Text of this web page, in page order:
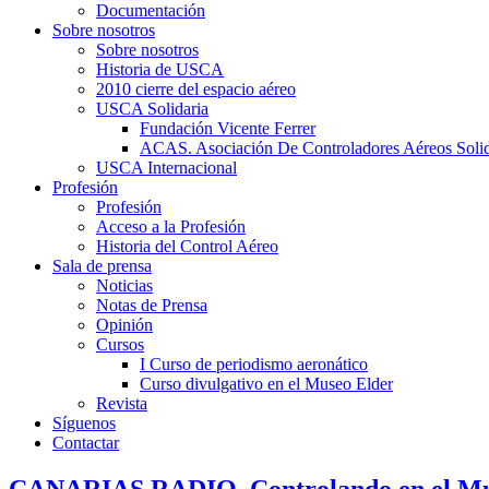
Documentación
Sobre nosotros
Sobre nosotros
Historia de USCA
2010 cierre del espacio aéreo
USCA Solidaria
Fundación Vicente Ferrer
ACAS. Asociación De Controladores Aéreos
USCA Internacional
Profesión
Profesión
Acceso a la Profesión
Historia del Control Aéreo
Sala de prensa
Noticias
Notas de Prensa
Opinión
Cursos
I Curso de periodismo aeronático
Curso divulgativo en el Museo Elder
Revista
Síguenos
Contactar